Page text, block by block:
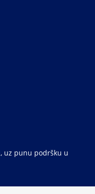
uz punu podršku u